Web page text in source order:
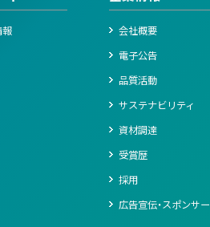
報
会社概要
電子公告
品質活動
サステナビリティ
資材調達
受賞歴
採用
広告宣伝・スポンサー